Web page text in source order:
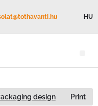
HU
design Print